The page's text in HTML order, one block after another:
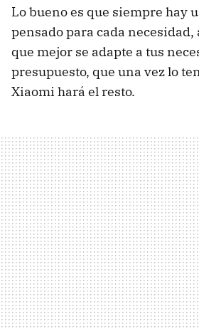
Lo bueno es que siempre hay
pensado para cada necesidad,
que mejor se adapte a tus
presupuesto, que una vez lo
Xiaomi hará el resto.